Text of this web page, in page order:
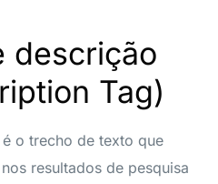
descrição
Tag)
o trecho de texto que
resultados de pesquisa